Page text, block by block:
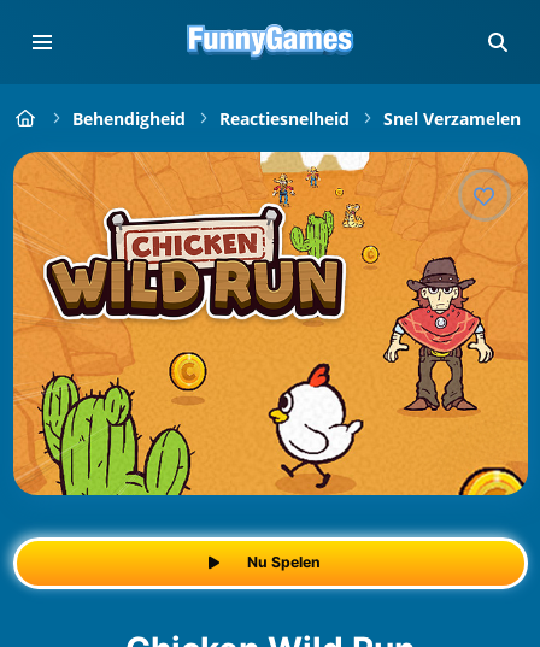
Behendigheid Reactiesnelheid Snel Verzamelen
Nu Spelen